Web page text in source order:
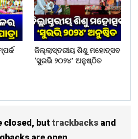
ଜିଲ୍ଲାସ୍ତରୀୟ ଶିଶୁ ମହୋତ୍ସବ
‘ସୁରଭି ୨୦୨୪’ ଅନୁଷ୍ଠିତ
closed, buttrackbacks and